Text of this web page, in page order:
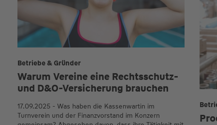
Warum Ver­eine eine Rechts­schutz-
und D&O-Ver­sicher­ung brauchen
Betriebe & Gründer
17.09.2025 - Was haben die Kassenwartin im
Turnverein und der Finanzvorstand im Konzern